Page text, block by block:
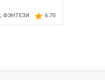
, ФЭНТЕЗИ 6.70